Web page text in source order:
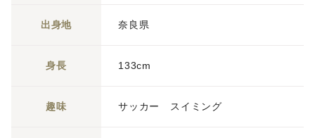
出身地 奈良県
身長 133cm
趣味 サッカー スイミング